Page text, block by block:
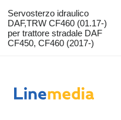
Servosterzo idraulico
DAF,TRW CF460 (01.17-)
per trattore stradale DAF
CF450, CF460 (2017-)